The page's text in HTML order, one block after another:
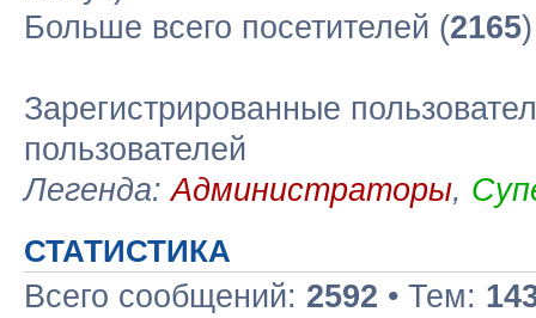
Больше всего посетителей (2165
Зарегистрированные
пользователей
Легенда:Администраторы,
СТАТИСТИКА
Всего сообщений: 2592 • Тем: